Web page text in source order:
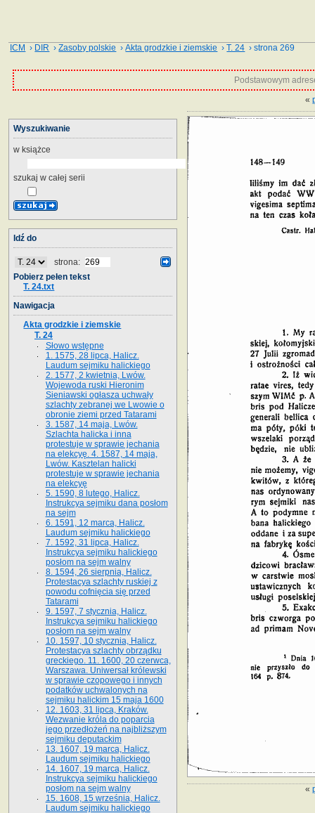
ICM › DIR ›Zasoby polskie ›Akta grodzkie i ziemskie ›T. 24 › strona 269
Podstawowym
«
«
Wyszukiwanie
w książce
szukaj w całej serii
Idź do
strona:
Pobierz pełen tekst
T. 24.txt
Nawigacja
Akta grodzkie i ziemskie
T. 24
Słowo wstępne
1. 1575, 28 lipca, Halicz.
Laudum sejmiku halickiego
2. 1577, 2 kwietnia, Lwów.
Wojewoda ruski Hieronim
Sieniawski ogłasza uchwały
szlachty zebranej we Lwowie o
obronie ziemi przed Tatarami
3. 1587, 14 maja, Lwów.
Szlachta halicka i inna
protestuje w sprawie jechania
na elekcyę. 4. 1587, 14 maja,
Lwów. Kasztelan halicki
protestuje w sprawie jechania
na elekcyę
5. 1590, 8 lutego, Halicz.
Instrukcya sejmiku dana posłom
na sejm
6. 1591, 12 marca, Halicz.
Laudum sejmiku halickiego
7. 1592, 31 lipca, Halicz.
Instrukcya sejmiku halickiego
posłom na sejm walny
8. 1594, 26 sierpnia, Halicz.
Protestacya szlachty ruskiej z
powodu cofnięcia się przed
Tatarami
9. 1597, 7 stycznia, Halicz.
Instrukcya sejmiku halickiego
posłom na sejm walny
10. 1597, 10 stycznia, Halicz.
Protestacya szlachty obrządku
greckiego. 11. 1600, 20 czerwca,
Warszawa. Uniwersał królewski
w sprawie czopowego i innych
podatków uchwalonych na
sejmiku halickim 15 maja 1600
12. 1603, 31 lipca, Kraków.
Wezwanie króla do poparcia
jego przedłożeń na najbliższym
sejmiku deputackim
13. 1607, 19 marca, Halicz.
Laudum sejmiku halickiego
14. 1607, 19 marca, Halicz.
Instrukcya sejmiku halickiego
posłom na sejm walny
15. 1608, 15 września, Halicz.
Laudum sejmiku halickiego